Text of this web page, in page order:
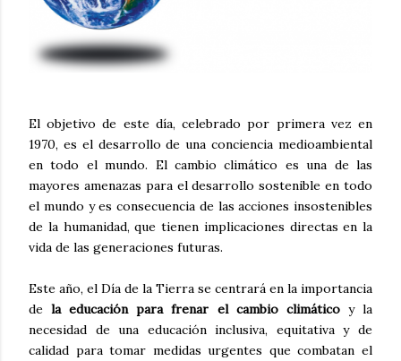
El objetivo de este día, celebrado por primera vez en
1970, es el desarrollo de una conciencia medioambiental
en todo el mundo. El cambio climático es una de las
mayores amenazas para el desarrollo sostenible en todo
el mundo y es consecuencia de las acciones insostenibles
de la humanidad, que tienen implicaciones directas en la
vida de las generaciones futuras.
Este año, el Día de la Tierra se centrará en la importancia
dela educación para frenar el cambio climáticoy la
necesidad de una educación inclusiva, equitativa y de
calidad para tomar medidas urgentes que combatan el